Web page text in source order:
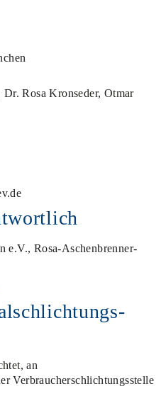
Rosa Kronseder, Otmar
e.V., Rosa-Aschenbrenner-
an
Verbraucherschlichtungsstelle